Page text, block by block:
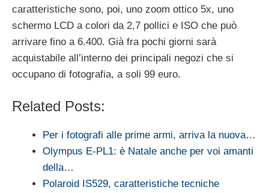
caratteristiche sono, poi, uno zoom ottico 5x, uno
schermo LCD a colori da 2,7 pollici e ISO che può
arrivare fino a 6.400. Già fra pochi giorni sarà
acquistabile all’interno dei principali negozi che si
occupano di fotografia, a soli 99 euro.
Related Posts:
Per i fotografi alle prime armi, arriva la nuova…
Olympus E-PL1: è Natale anche per voi amanti
della…
Polaroid IS529, caratteristiche tecniche